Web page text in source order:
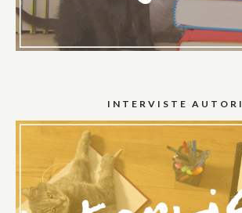
INTERVISTE AUTORI